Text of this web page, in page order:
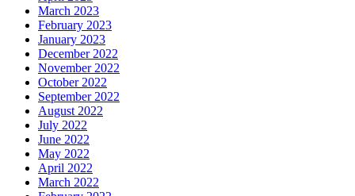
March 2023
February 2023
January 2023
December 2022
November 2022
October 2022
September 2022
August 2022
July 2022
June 2022
May 2022
April 2022
March 2022